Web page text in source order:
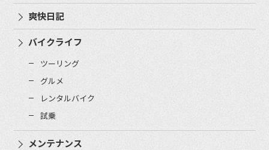
爽快日記
バイクライフ
ツーリング
グルメ
レンタルバイク
試乗
メンテナンス